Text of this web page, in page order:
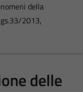
della
2013,
delle